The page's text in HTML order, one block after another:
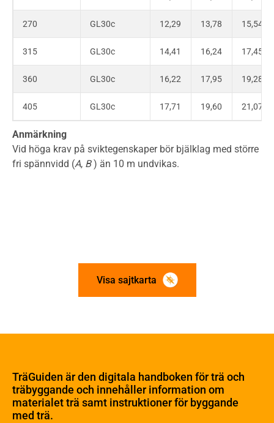
270 GL30c 12,29 13,78 15,54
315 GL30c 14,41 16,24 17,45
360 GL30c 16,22 17,95 19,28
405 GL30c 17,71 19,60 21,07
Anmärkning
Vid höga krav på sviktegenskaper bör bjälklag med större
fri spännvidd (A, B) än 10 m undvikas.
Visa sajtkarta
Skogsbruk
Barrträdets uppbyggnad
Träets egenskaper och kvalitet
TräGuiden är den digitala handboken för trä och
träbyggande och innehåller information om
materialet trä samt instruktioner för byggande
med trä.